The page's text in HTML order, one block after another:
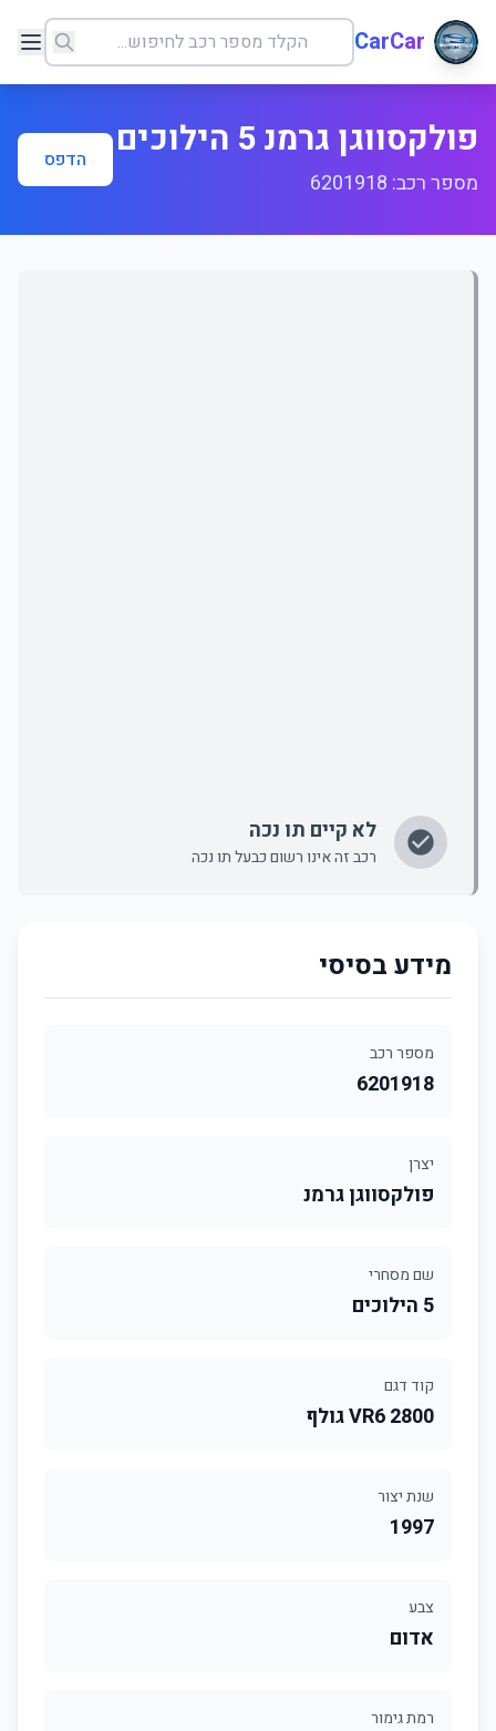
CarCar
פולקסווגן גרמנ 5 הילוכים
מספר רכב: 6201918
הדפס
לא קיים תו נכה
רכב זה אינו רשום כבעל תו נכה
מידע בסיסי
מספר רכב
6201918
יצרן
פולקסווגן גרמנ
שם מסחרי
5 הילוכים
קוד דגם
2800 VR6 גולף
שנת יצור
1997
צבע
אדום
רמת גימור